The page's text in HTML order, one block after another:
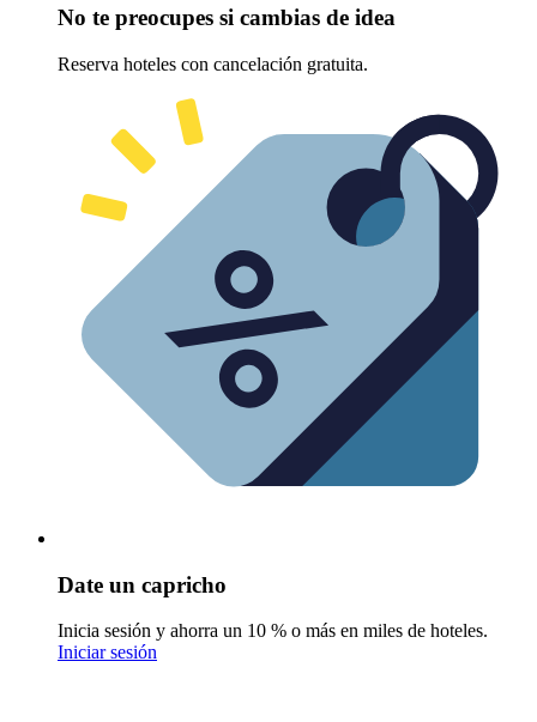
No te preocupes si cambias de idea
Reserva hoteles con cancelación gratuita.
Date un capricho
Inicia sesión y ahorra un 10 % o más en miles de hoteles.
Iniciar sesión